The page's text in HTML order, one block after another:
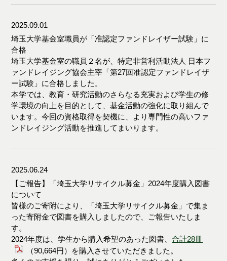
2025.09.01
埼玉大学基金室職員が「准認定ファンドレイザー試験」に
合格
埼玉大学基金室の職員２名が、特定非営利活動法人 日本フ
ァンドレイジング協会主宰「第27回准認定ファンドレイザ
ー試験」に合格しました。
本学では、教育・研究活動のさらなる充実および学生の修
学環境の向上を目的として、基金活動の強化に取り組んで
います。今回の資格取得を契機に、より専門性の高いファ
ンドレイジング活動を推進してまいります。
2025.06.24
【ご報告】「埼玉大学リサイクル募金」2024年度購入図書
について
皆様のご寄附により、「埼玉大学リサイクル募金」で集ま
った寄附金で図書を購入しましたので、ご報告いたしま
す。
2024年度は、学生から購入希望のあった図書、合計28冊
（90,664円）を購入させていただきました。